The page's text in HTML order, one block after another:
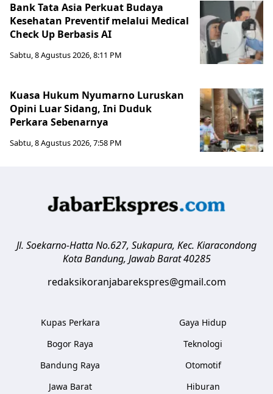
Bank Tata Asia Perkuat Budaya
Kesehatan Preventif melalui Medical
Check Up Berbasis AI
Sabtu, 8 Agustus 2026, 8:11 PM
Kuasa Hukum Nyumarno Luruskan
Opini Luar Sidang, Ini Duduk
Perkara Sebenarnya ​
Sabtu, 8 Agustus 2026, 7:58 PM
Jl. Soekarno-Hatta No.627, Sukapura, Kec. Kiaracondong
Kota Bandung, Jawab Barat 40285
redaksikoranjabarekspres@gmail.com
Kupas Perkara
Bogor Raya
Bandung Raya
Jawa Barat
Gaya Hidup
Teknologi
Otomotif
Hiburan